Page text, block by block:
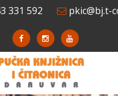
331 592 pkic@bj.t-